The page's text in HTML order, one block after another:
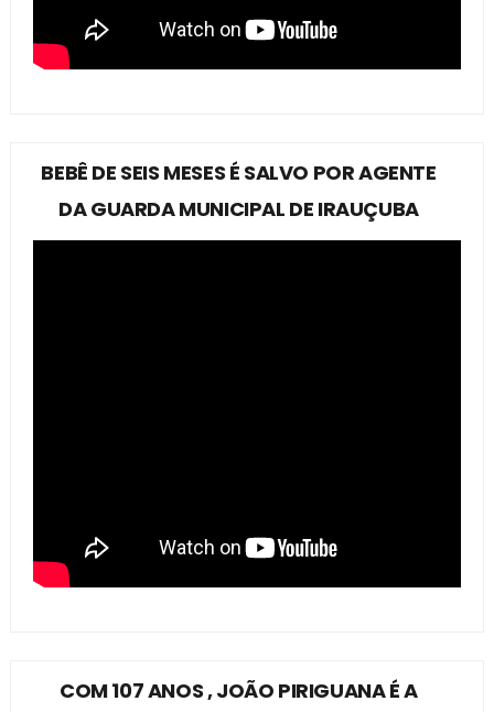
BEBÊ DE SEIS MESES É SALVO POR AGENTE
DA GUARDA MUNICIPAL DE IRAUÇUBA
COM 107 ANOS , JOÃO PIRIGUANA É A